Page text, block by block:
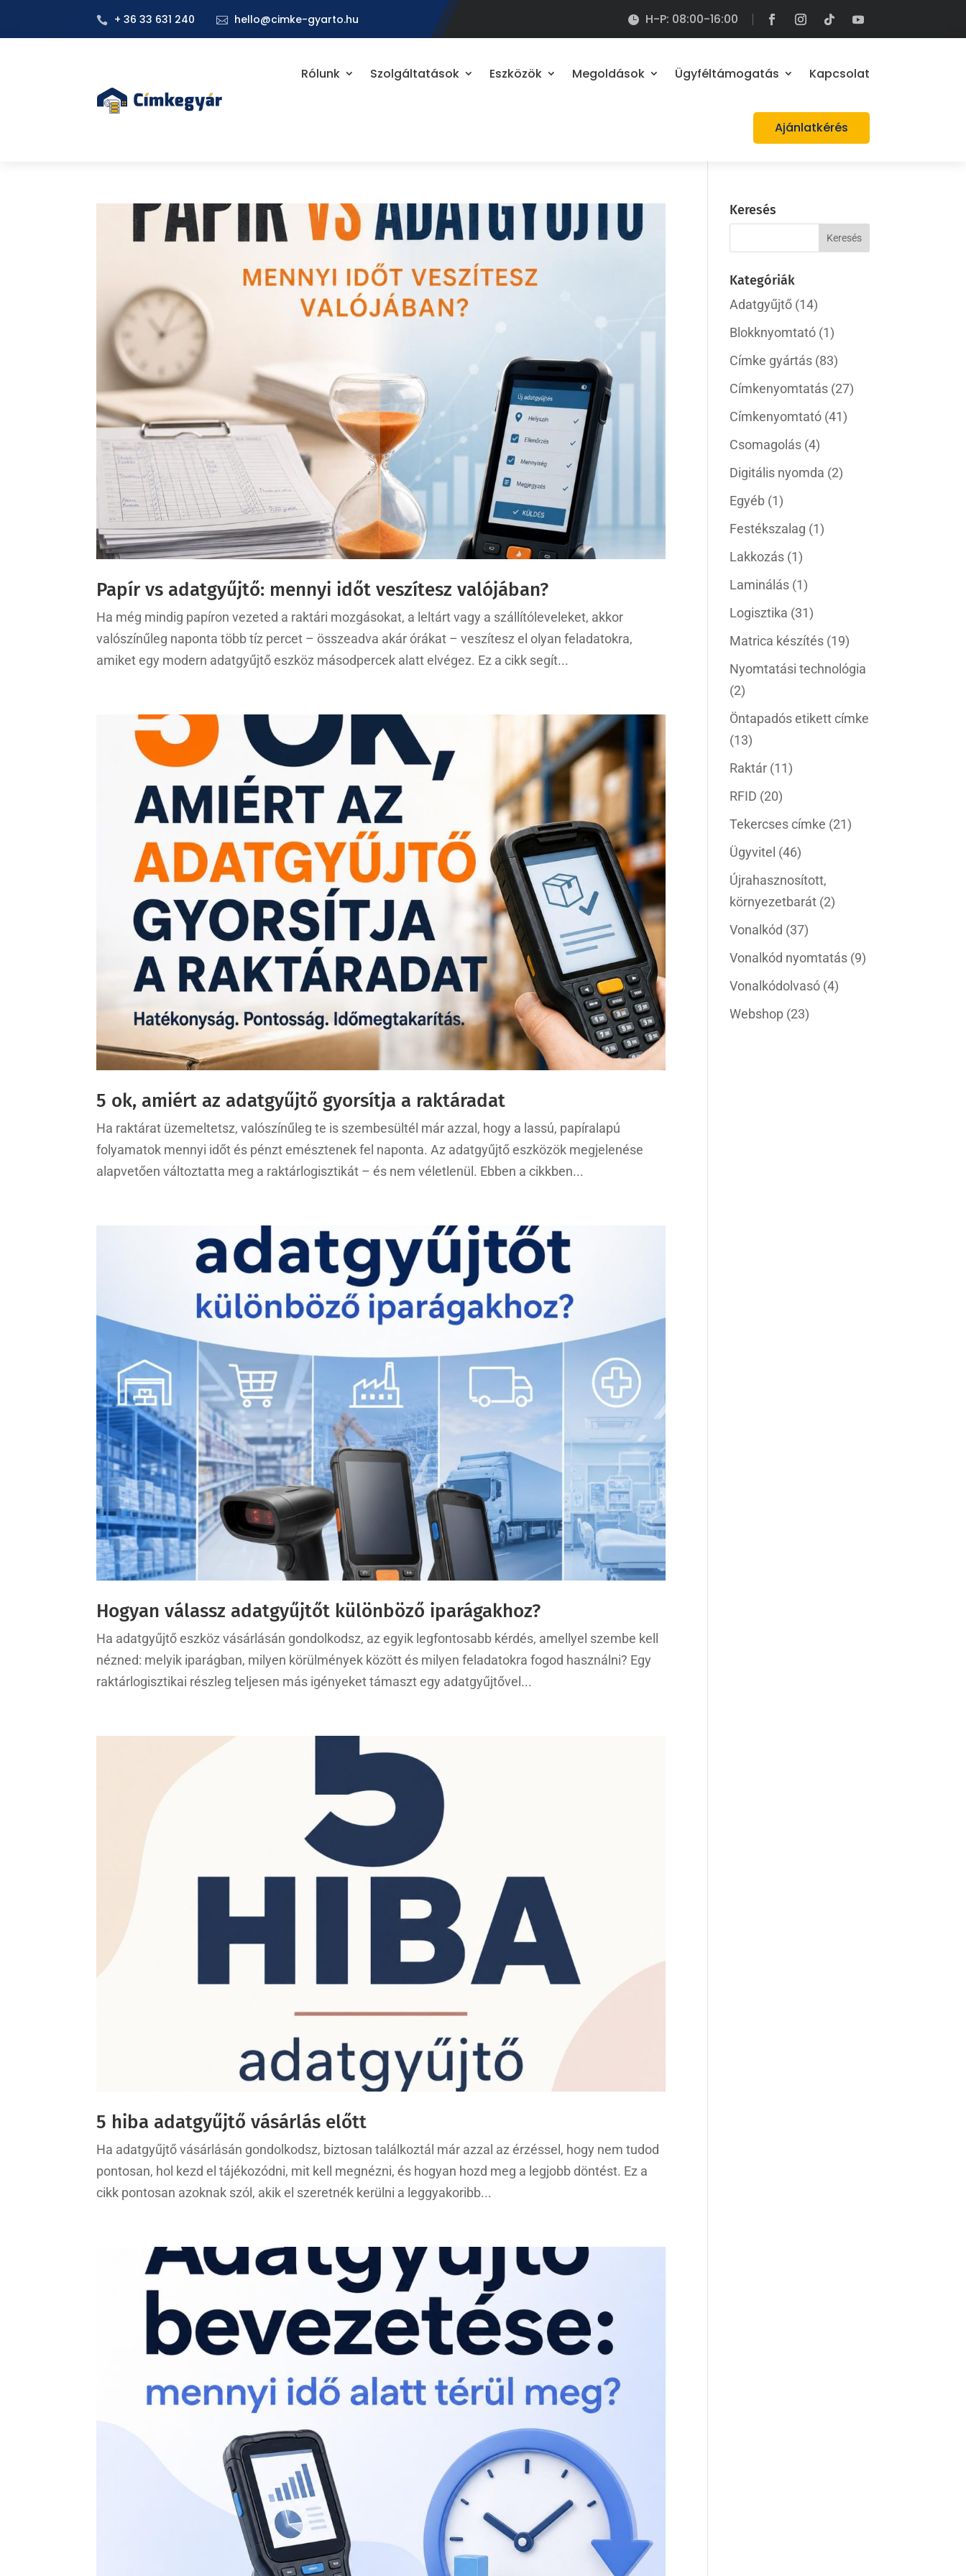
 + 36 33 631 240  hello@cimke-gyarto.hu  H-P: 08:00-16:00
Rólunk Szolgáltatások Eszközök Megoldások Ügyféltámogatás Kapcsolat
Ajánlatkérés
Papír vs adatgyűjtő: mennyi időt veszítesz valójában?
Ha még mindig papíron vezeted a raktári mozgásokat, a leltárt vagy a szállítóleveleket, akkor
valószínűleg naponta több tíz percet – összeadva akár órákat – veszítesz el olyan feladatokra,
amiket egy modern adatgyűjtő eszköz másodpercek alatt elvégez. Ez a cikk segít...
5 ok, amiért az adatgyűjtő gyorsítja a raktáradat
Ha raktárat üzemeltetsz, valószínűleg te is szembesültél már azzal, hogy a lassú, papíralapú
folyamatok mennyi időt és pénzt emésztenek fel naponta. Az adatgyűjtő eszközök megjelenése
alapvetően változtatta meg a raktárlogisztikát – és nem véletlenül. Ebben a cikkben...
Hogyan válassz adatgyűjtőt különböző iparágakhoz?
Ha adatgyűjtő eszköz vásárlásán gondolkodsz, az egyik legfontosabb kérdés, amellyel szembe kell
nézned: melyik iparágban, milyen körülmények között és milyen feladatokra fogod használni? Egy
raktárlogisztikai részleg teljesen más igényeket támaszt egy adatgyűjtővel...
5 hiba adatgyűjtő vásárlás előtt
Ha adatgyűjtő vásárlásán gondolkodsz, biztosan találkoztál már azzal az érzéssel, hogy nem tudod
pontosan, hol kezd el tájékozódni, mit kell megnézni, és hogyan hozd meg a legjobb döntést. Ez a
cikk pontosan azoknak szól, akik el szeretnék kerülni a leggyakoribb...
Keresés
Kategóriák
Adatgyűjtő (14)
Blokknyomtató (1)
Címke gyártás (83)
Címkenyomtatás (27)
Címkenyomtató (41)
Csomagolás (4)
Digitális nyomda (2)
Egyéb (1)
Festékszalag (1)
Lakkozás (1)
Laminálás (1)
Logisztika (31)
Matrica készítés (19)
Nyomtatási technológia
(2)
Öntapadós etikett címke
(13)
Raktár (11)
RFID (20)
Tekercses címke (21)
Ügyvitel (46)
Újrahasznosított,
környezetbarát (2)
Vonalkód (37)
Vonalkód nyomtatás (9)
Vonalkódolvasó (4)
Webshop (23)